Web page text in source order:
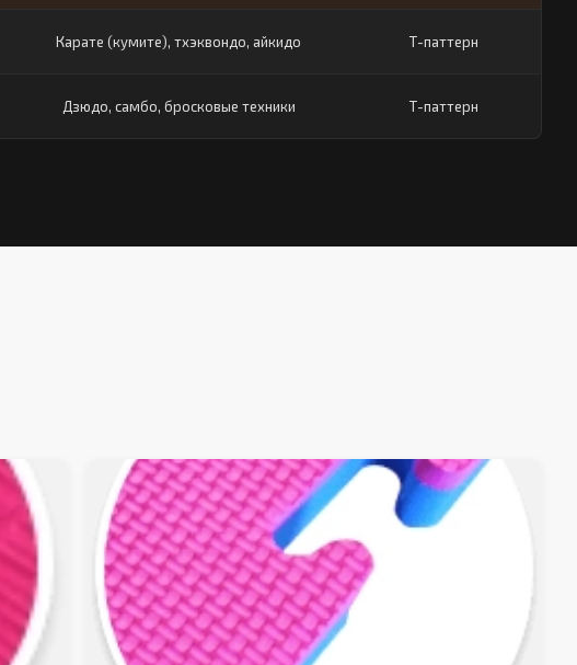
Карате (кумите), тхэквондо, айкидо Т-паттерн
Дзюдо, самбо, бросковые техники Т-паттерн